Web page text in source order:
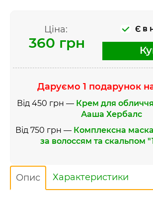
Ціна:
360 грн
Є в
Даруємо 1 подарунок
Від 450 грн — Крем для
Ааша Хербалс
Від 750 грн — Комплексна
за волоссям та скальпом
Опис Характеристики